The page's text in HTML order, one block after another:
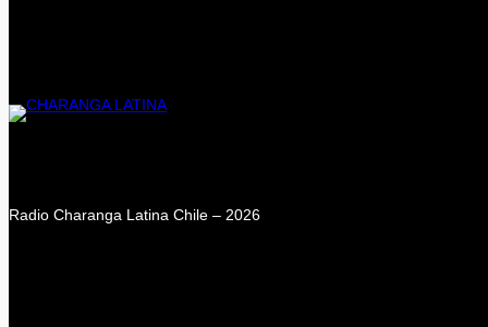
Radio Charanga Latina Chile – 2026